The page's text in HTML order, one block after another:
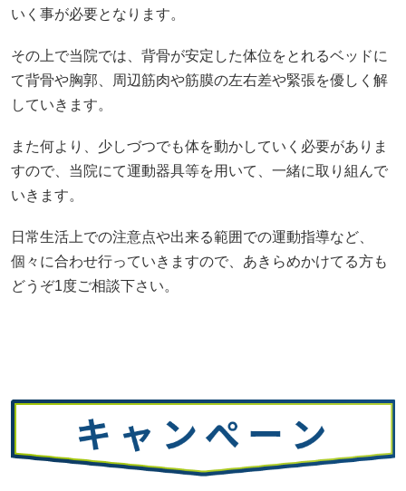
いく事が必要となります。
その上で当院では、背骨が安定した体位をとれるベッドに
て背骨や胸郭、周辺筋肉や筋膜の左右差や緊張を優しく解
していきます。
また何より、少しづつでも体を動かしていく必要がありま
すので、当院にて運動器具等を用いて、一緒に取り組んで
いきます。
日常生活上での注意点や出来る範囲での運動指導など、
個々に合わせ行っていきますので、あきらめかけてる方も
どうぞ1度ご相談下さい。